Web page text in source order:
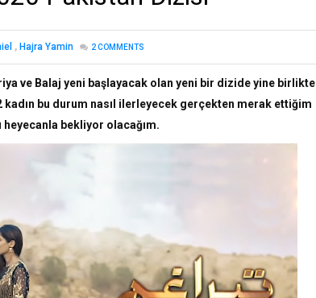
, Hajra Yamin 2COMMENTS
ve Balaj yeni başlayacak olan yeni bir dizide yine birlikte
kadın bu durum nasıl ilerleyecek gerçekten merak ettiğim
bekliyor olacağım.